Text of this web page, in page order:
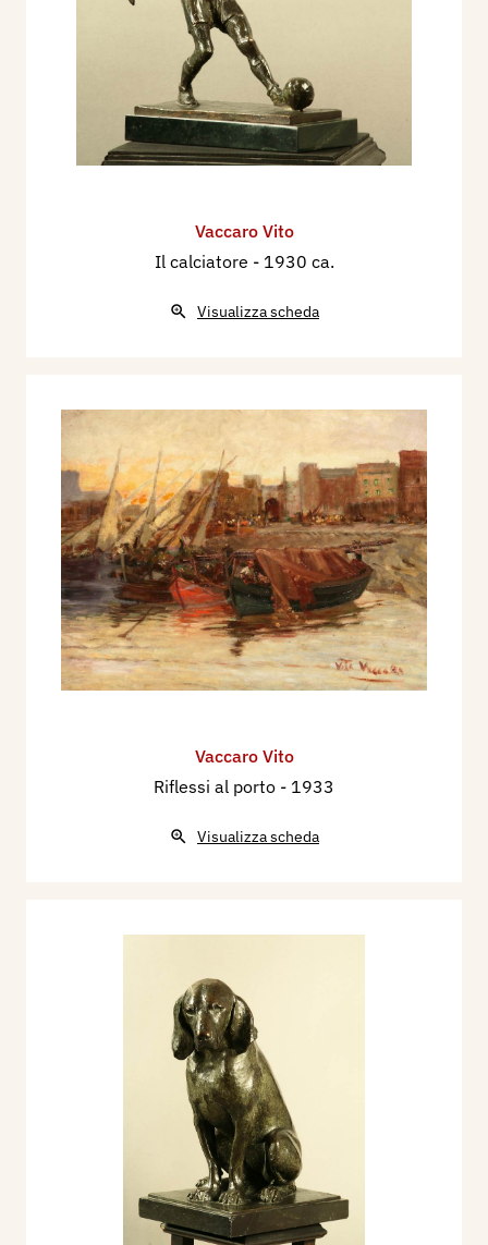
Vaccaro Vito
Il calciatore - 1930 ca.
Visualizza scheda
Vaccaro Vito
Riflessi al porto - 1933
Visualizza scheda